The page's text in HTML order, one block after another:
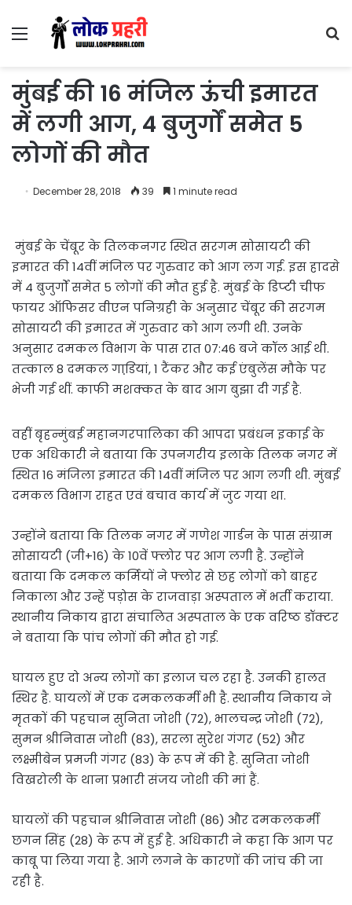
Menu
मुंबई की 16 मंजिल ऊंची इमारत
में लगी आग, 4 बुजुर्गों समेत 5
लोगों की मौत
December 28, 2018 39 1 minute read
मुंबई के चेंबूर के तिलकनगर स्थित सरगम सोसायटी की
इमारत की 14वीं मंजिल पर गुरुवार को आग लग गई. इस हादसे
में 4 बुजुर्गों समेत 5 लोगों की मौत हुई है. मुंबई के डिप्‍टी चीफ
फायर ऑफिसर वीएन पनिग्रही के अनुसार चेंबूर की सरगम
सोसायटी की इमारत में गुरुवार को आग लगी थी. उनके
अनुसार दमकल विभाग के पास रात 07:46 बजे कॉल आई थी.
तत्‍काल 8 दमकल गाडि़यां, 1 टैंकर और कई एंबुलेंस मौके पर
भेजी गई थीं. काफी मशक्‍कत के बाद आग बुझा दी गई है.
वहीं बृहन्मुंबई महानगरपालिका की आपदा प्रबंधन इकाई के
एक अधिकारी ने बताया कि उपनगरीय इलाके तिलक नगर में
स्थित 16 मंजिला इमारत की 14वीं मंजिल पर आग लगी थी. मुंबई
दमकल विभाग राहत एवं बचाव कार्य में जुट गया था.
उन्होंने बताया कि तिलक नगर में गणेश गार्डन के पास संग्राम
सोसायटी (जी+16) के 10वें फ्लोर पर आग लगी है. उन्होंने
बताया कि दमकल कर्मियों ने फ्लोर से छह लोगों को बाहर
निकाला और उन्हें पड़ोस के राजवाड़ा अस्पताल में भर्ती कराया.
स्थानीय निकाय द्वारा संचालित अस्पताल के एक वरिष्ठ डॉक्टर
ने बताया कि पांच लोगों की मौत हो गई.
घायल हुए दो अन्य लोगों का इलाज चल रहा है. उनकी हालत
स्थिर है. घायलों में एक दमकलकर्मी भी है. स्थानीय निकाय ने
मृतकों की पहचान सुनिता जोशी (72), भालचन्द्र जोशी (72),
सुमन श्रीनिवास जोशी (83), सरला सुरेश गंगर (52) और
लक्ष्मीबेन प्रमजी गंगर (83) के रूप में की है. सुनिता जोशी
विखरोली के थाना प्रभारी संजय जोशी की मां हैं.
घायलों की पहचान श्रीनिवास जोशी (86) और दमकलकर्मी
छगन सिंह (28) के रूप में हुई है. अधिकारी ने कहा कि आग पर
काबू पा लिया गया है. आगे लगने के कारणों की जांच की जा
रही है.